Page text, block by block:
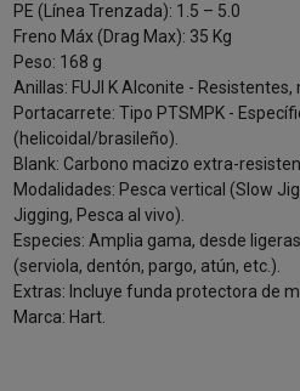
PE (Línea Trenzada): 1.5 – 5.0
Freno Máx (Drag Max): 35 Kg
Peso: 168 g
Anillas: FUJI K Alconite -
Portacarrete: Tipo PTSMPK -
(helicoidal/brasileño).
Blank: Carbono macizo extra-
Modalidades: Pesca vertical (Slow
Jigging, Pesca al vivo).
Especies: Amplia gama, desde
(serviola, dentón, pargo, atún, etc.).
Extras: Incluye funda protectora de
Marca: Hart.